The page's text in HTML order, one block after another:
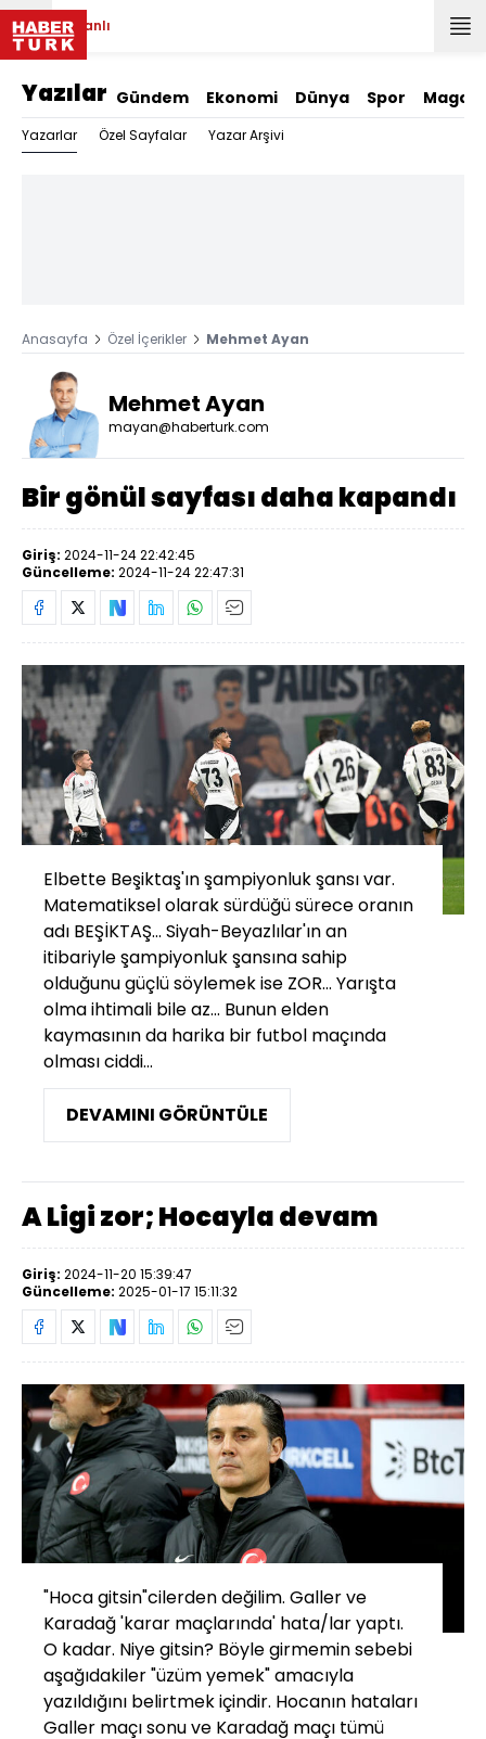
Canlı
Yazılar Gündem Ekonomi Dünya Spor
Yazarlar Özel Sayfalar Yazar Arşivi
Anasayfa Özel İçerikler Mehmet Ayan
Mehmet Ayan
mayan@haberturk.com
Bir gönül sayfası daha kapandı
Giriş: 2024-11-24 22:42:45
Güncelleme: 2024-11-24 22:47:31
Elbette Beşiktaş'ın şampiyonluk şansı var.
Matematiksel olarak sürdüğü sürece oranın
adı BEŞİKTAŞ... Siyah-Beyazlılar'ın an
itibariyle şampiyonluk şansına sahip
olduğunu güçlü söylemek ise ZOR... Yarışta
olma ihtimali bile az... Bunun elden
kaymasının da harika bir futbol maçında
olması ciddi...
DEVAMINI GÖRÜNTÜLE
A Ligi zor; Hocayla devam
Giriş: 2024-11-20 15:39:47
Güncelleme: 2025-01-17 15:11:32
"Hoca gitsin"cilerden değilim. Galler ve
Karadağ 'karar maçlarında' hata/lar yaptı.
O kadar. Niye gitsin? Böyle girmemin sebebi
aşağıdakiler "üzüm yemek" amacıyla
yazıldığını belirtmek içindir. Hocanın hataları
Galler maçı sonu ve Karadağ maçı tümü